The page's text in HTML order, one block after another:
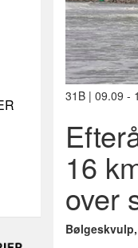
31B | 09.09 -
16
over